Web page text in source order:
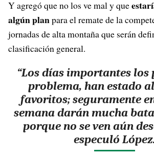
Y agregó que no los ve mal y que
algún planpara el remate de la
jornadas de alta montaña que serán
clasificación general.
“Los días importantes los
problema, han estado
favoritos; seguramente
semana darán mucha
porque no se ven aún
especuló López.